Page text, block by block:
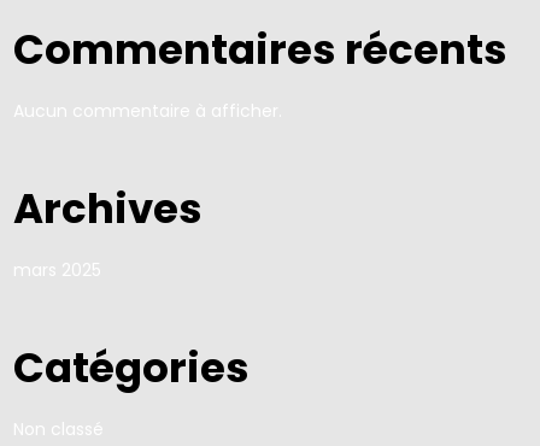
Commentaires récents
Aucun commentaire à afficher.
Archives
mars 2025
Catégories
Non classé